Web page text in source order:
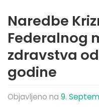
Naredbe
Federalnog
zdravstva od
godine
Objavljeno na 9.